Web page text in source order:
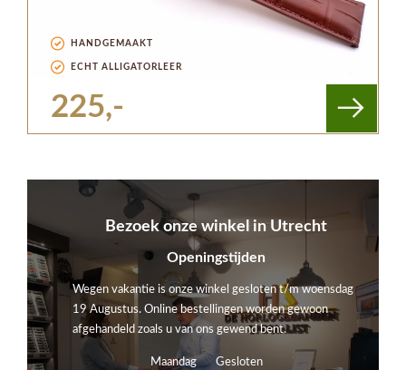
HANDGEMAAKT
ECHT ALLIGATORLEER
225,-
Bezoek onze winkel in Utrecht
Openingstijden
Wegen vakantie is onze winkel gesloten t/m woensdag
19 Augustus. Online bestellingen worden gewoon
afgehandeld zoals u van ons gewend bent.
Maandag
Gesloten